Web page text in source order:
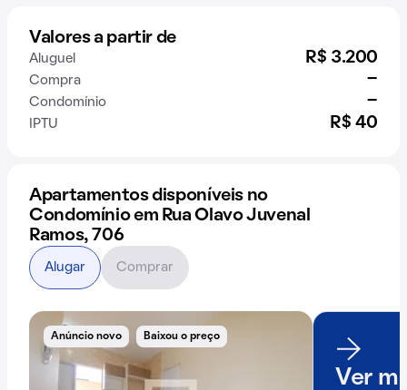
Valores a partir de
Aluguel R$ 3.200
Compra -
Condomínio -
IPTU R$ 40
Apartamentos disponíveis no
Condomínio em Rua Olavo Juvenal
Ramos, 706
Anúncio novo Baixou o preço
Ver
Alugar Comprar